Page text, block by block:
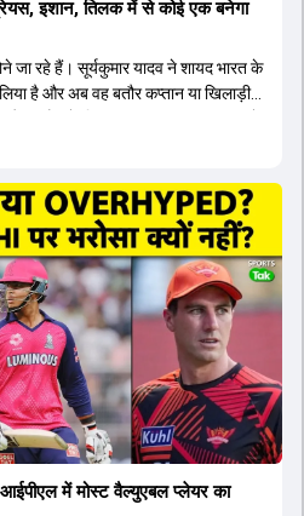
इशान, तिलक में से कोई एक बनेगा
जा रहे हैं। सूर्यकुमार यादव ने शायद भारत के
है और अब वह बतौर कप्तान या खिलाड़ी
और इंग्लैंड के खिलाफ आगामी टी20 सीरीज के
इस रेस में श्रेयस अय्यर सबसे आगे चल रहे
संजू सैमसन और रजत पाटीदार कप्तानी की
वैभव सूर्यवंशी को तीसरे ओपनर के तौर पर
अभिषेक शर्मा और संजू सैमसन पहली पसंद
बतौर ऑलराउंडर ज्यादा मौके मिलेंगे। अजीत
और कोच गौतम गंभीर आगामी टी20 वर्ल्ड
अवधि का विजन लेकर चल रहे हैं।
आईपीएल में मोस्ट वैल्युएबल प्लेयर का